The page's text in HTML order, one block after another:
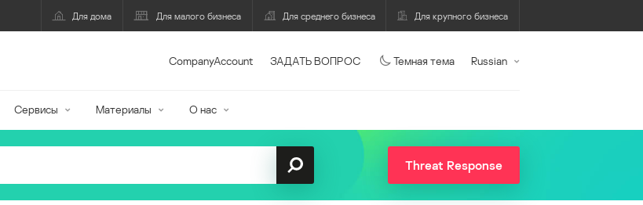
Для дома Для малого бизнеса Для среднего бизнеса Для крупного бизнеса
CompanyAccount ЗАДАТЬ ВОПРОС Темная тема Russian
Сервисы Материалы О нас
Threat Response